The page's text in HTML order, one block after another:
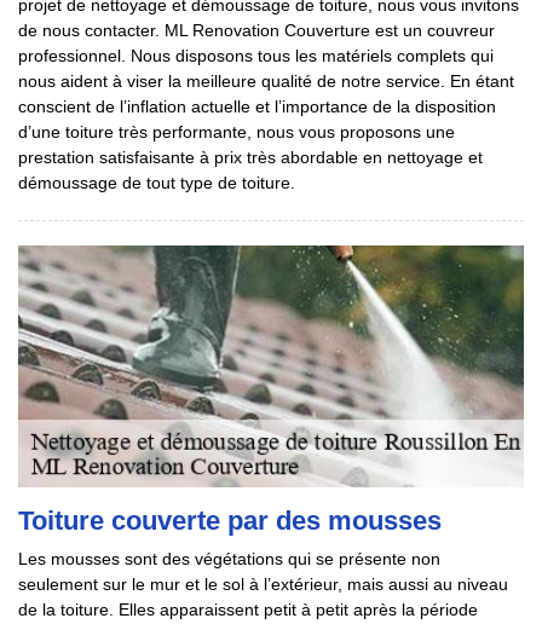
projet de nettoyage et démoussage de toiture, nous vous invitons
de nous contacter. ML Renovation Couverture est un couvreur
professionnel. Nous disposons tous les matériels complets qui
nous aident à viser la meilleure qualité de notre service. En étant
conscient de l’inflation actuelle et l’importance de la disposition
d’une toiture très performante, nous vous proposons une
prestation satisfaisante à prix très abordable en nettoyage et
démoussage de tout type de toiture.
Toiture couverte par des mousses
Les mousses sont des végétations qui se présente non
seulement sur le mur et le sol à l’extérieur, mais aussi au niveau
de la toiture. Elles apparaissent petit à petit après la période